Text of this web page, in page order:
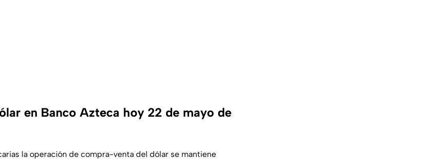
en Banco Azteca hoy 22 de mayo de
la operación de compra-venta del dólar se mantiene